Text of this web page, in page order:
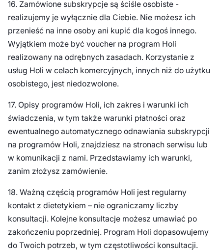
16. Zamówione subskrypcje są ściśle osobiste -
realizujemy je wyłącznie dla Ciebie. Nie możesz ich
przenieść na inne osoby ani kupić dla kogoś innego.
Wyjątkiem może być voucher na program Holi
realizowany na odrębnych zasadach. Korzystanie z
usług Holi w celach komercyjnych, innych niż do użytku
osobistego, jest niedozwolone.
17. Opisy programów Holi, ich zakres i warunki ich
świadczenia, w tym także warunki płatności oraz
ewentualnego automatycznego odnawiania subskrypcji
na programów Holi, znajdziesz na stronach serwisu lub
w komunikacji z nami. Przedstawiamy ich warunki,
zanim złożysz zamówienie.
18. Ważną częścią programów Holi jest regularny
kontakt z dietetykiem – nie ograniczamy liczby
konsultacji. Kolejne konsultacje możesz umawiać po
zakończeniu poprzedniej. Program Holi dopasowujemy
do Twoich potrzeb, w tym częstotliwości konsultacji.